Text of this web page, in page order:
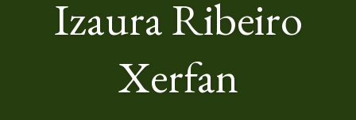
Izaura Ribeiro
Xerfan